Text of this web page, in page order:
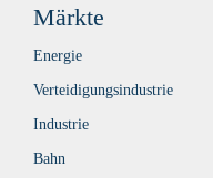
Märkte
Energie
Verteidigungsindustrie
Industrie
Bahn